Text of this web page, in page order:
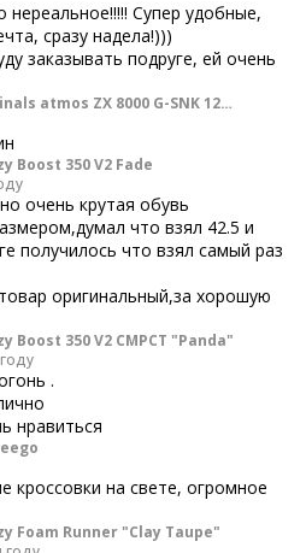
нереальное!!!!! Супер удобные,
сразу надела!)))
заказывать подруге, ей очень
atmos ZX 8000 G-SNK 12
Boost 350 V2 Fade
очень крутая обувь
что взял 42.5 и
получилось что взял самый раз
оригинальный,за хорошую
Boost 350 V2 CMPCT "Panda"
.
нравиться
кроссовки на свете, огромное
Foam Runner "Clay Taupe"